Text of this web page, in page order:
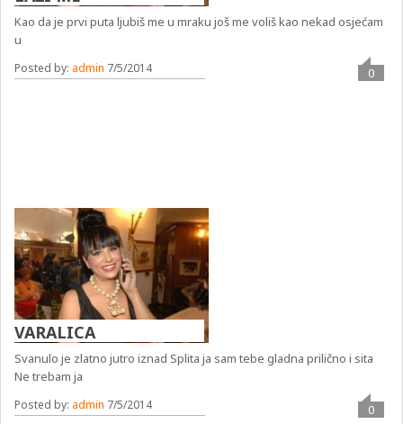
Kao da je prvi puta ljubiš me u mraku još me voliš kao nekad osjećam
u
Posted by: admin 7/5/2014 0
VARALICA
Svanulo je zlatno jutro iznad Splita ja sam tebe gladna prilično i sita
Ne trebam ja
Posted by: admin 7/5/2014 0